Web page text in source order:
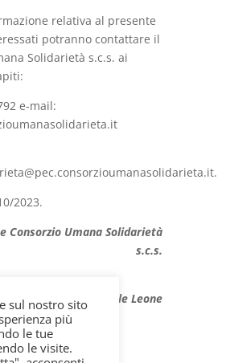
relativa al presente
potranno contattare il
Solidarietà s.c.s. ai
e-mail:
2023.
Consorzio Umana Solidarietà
s.c.s.
Michele Leone
sul nostro sito
più
le tue
le visite.